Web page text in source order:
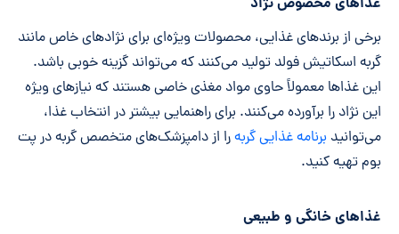
برخی از برندهای غذایی، محصولات ویژه‌ای برای نژادهای خاص مانند
گربه اسکاتیش فولد تولید می‌کنند که می‌تواند گزینه خوبی باشد.
این غذاها معمولاً حاوی مواد مغذی خاصی هستند که نیازهای ویژه
این نژاد را برآورده می‌کنند. برای راهنمایی بیشتر در انتخاب غذا،
می‌توانید برنامه غذایی گربهرا از دامپزشک‌های متخصص گربه در پت
بوم تهیه کنید.
غذاهای خانگی و طبیعی